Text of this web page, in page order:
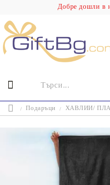
Добре дошли в
Подаръци ХАВЛИИ/